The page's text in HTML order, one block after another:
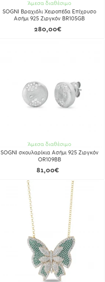
Άμεσα διαθέσιμο
SOGNI Βραχιόλι Χειροπέδα Επίχρυσο
Ασήμι 925 Ζιργκόν BR105GB
280,00€
Άμεσα διαθέσιμο
SOGNI σκουλαρίκια Ασήμι 925 Ζιργκόν
OR109BB
81,00€